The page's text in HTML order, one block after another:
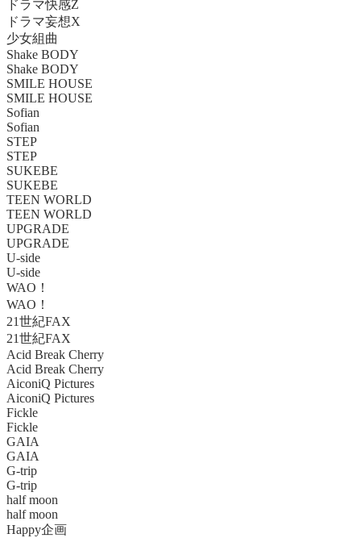
ドラマ快感Z
ドラマ妄想X
少女組曲
Shake BODY
Shake BODY
SMILE HOUSE
SMILE HOUSE
Sofian
Sofian
STEP
STEP
SUKEBE
SUKEBE
TEEN WORLD
TEEN WORLD
UPGRADE
UPGRADE
U-side
U-side
WAO！
WAO！
21世紀FAX
21世紀FAX
Acid Break Cherry
Acid Break Cherry
AiconiQ Pictures
AiconiQ Pictures
Fickle
Fickle
GAIA
GAIA
G-trip
G-trip
half moon
half moon
Happy企画